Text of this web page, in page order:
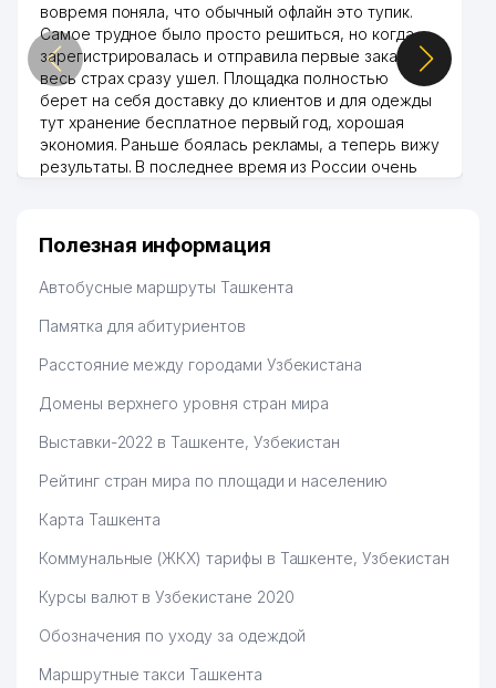
вовремя поняла, что обычный офлайн это тупик.
Самое трудное было просто решиться, но когда
зарегистрировалась и отправила первые заказы,
весь страх сразу ушел. Площадка полностью
берет на себя доставку до клиентов и для одежды
тут хранение бесплатное первый год, хорошая
экономия. Раньше боялась рекламы, а теперь вижу
результаты. В последнее время из России очень
Hamida 03.08.2026 12:45:39
Полезная информация
Автобусные маршруты Ташкента
Памятка для абитуриентов
Расстояние между городами Узбекистана
Домены верхнего уровня стран мира
Выставки-2022 в Ташкенте, Узбекистан
Рейтинг стран мира по площади и населению
Карта Ташкента
Коммунальные (ЖКХ) тарифы в Ташкенте, Узбекистан
Курсы валют в Узбекистане 2020
Обозначения по уходу за одеждой
Маршрутные такси Ташкента